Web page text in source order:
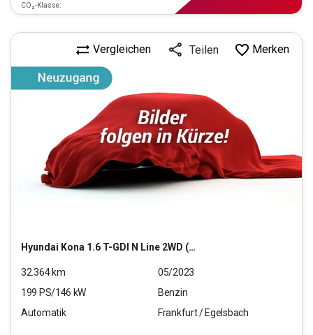
CO₂-Klasse:
Hyundai Kona 1.6 T-GDI N Line 2WD (EURO 6d)
Vergleichen Teilen Merken
32.364km
05/2023
199 PS/146 kW
Benzin
Automatik
Frankfurt / Egelsbach